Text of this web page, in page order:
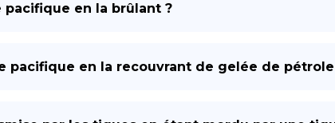
en la brûlant ?
en la recouvrant de gelée de